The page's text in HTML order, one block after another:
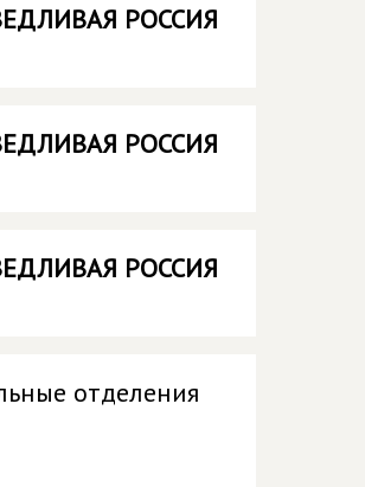
РОССИЯ
РОССИЯ
РОССИЯ
отделения